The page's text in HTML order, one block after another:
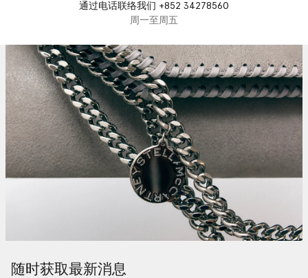
通过电话联络我们 +852 34278560
周一至周五
随时获取最新消息